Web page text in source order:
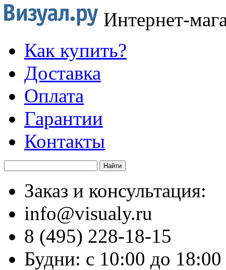
Интернет-
Как купить?
Доставка
Оплата
Гарантии
Контакты
Заказ и консультация:
info@visualy.ru
8 (495) 228-18-15
Будни: с 10:00 до 18:00